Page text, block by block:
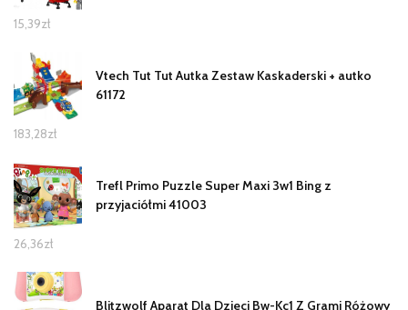
15,39zł
Vtech Tut Tut Autka Zestaw Kaskaderski + autko
61172
183,28zł
Trefl Primo Puzzle Super Maxi 3w1 Bing z
przyjaciółmi 41003
26,36zł
Blitzwolf Aparat Dla Dzieci Bw-Kc1 Z Grami Różowy